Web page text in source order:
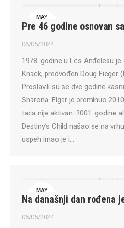
MAY
6
Pre 46 godine osnovan
06/05/2024
1978. godine u Los Anđelesu
Knack, predvođen Doug Fieger
Proslavili su se dve godine
Sharona. Figer je preminuo
tada nije aktivan. 2001. godine
Destiny’s Child našao se na
uspeh imao je i…
MAY
5
Na današnji dan rođena
05/05/2024